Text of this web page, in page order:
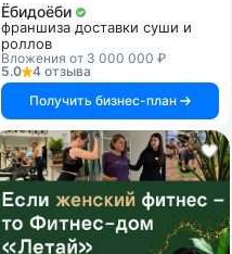
Ёбидоёби
франшиза доставки суши и
роллов
Вложения от 3 000 000 ₽
5.0
4 отзыва
Получить бизнес-план